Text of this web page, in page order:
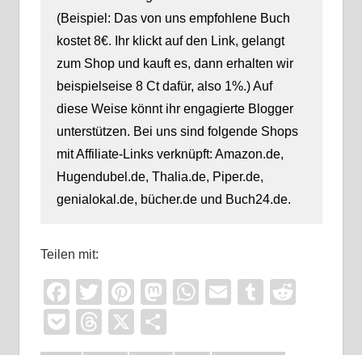
(Beispiel: Das von uns empfohlene Buch
kostet 8€. Ihr klickt auf den Link, gelangt
zum Shop und kauft es, dann erhalten wir
beispielseise 8 Ct dafür, also 1%.) Auf
diese Weise könnt ihr engagierte Blogger
unterstützen. Bei uns sind folgende Shops
mit Affiliate-Links verknüpft: Amazon.de,
Hugendubel.de, Thalia.de, Piper.de,
genialokal.de, bücher.de und Buch24.de.
Teilen mit:
Facebook
TwitterPinterest
Mastodon
WhatsApp
EmailTumblr
PocketThreads
X